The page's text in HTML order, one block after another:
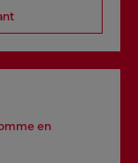
en